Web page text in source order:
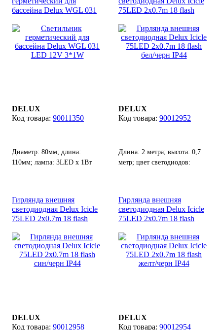
бассейна Delux WGL 031
DELUX
90011350
Диаметр: 80мм; длина:
110мм; лампа: 3LED х 1Вт
75LED 2x0.7m 18 flash
DELUX
90012952
Длина: 2 метра; высота: 0,7
метр; цвет светодиодов:
Гирлянда внешняя
светодиодная Delux Icicle
75LED 2x0.7m 18 flash
DELUX
90012958
Гирлянда внешняя
светодиодная Delux Icicle
75LED 2x0.7m 18 flash
DELUX
90012954